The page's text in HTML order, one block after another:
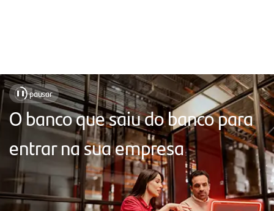
Soluções
para
facilitar
seu
dia
❚❚ pausar
O banco que saiu do banco para
entrar na sua empresa